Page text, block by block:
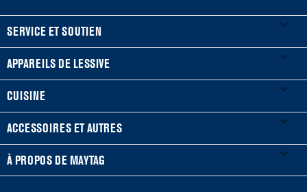
FOOTER
SERVICE ET SOUTIEN
Mes électroménagers
Guides et documentation
Planifier une installation
APPAREILS DE LESSIVE
Laveuses et sécheuses
Laveuses à chargement vertical
Sécheuses au gaz
CUISINE
Réfrigérateurs
Portes françaises
Congélateur inférieur
ACCESSOIRES ET AUTRES
Accessoires
À PROPOS DE MAYTAG